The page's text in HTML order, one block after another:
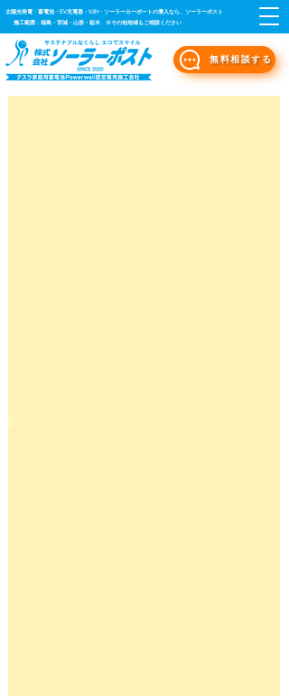
無料相談する
太陽光発電・蓄電池・EV充電器・V2H・ソーラーカーポートの導入なら、ソーラーポスト
施工範囲：福島・宮城・山形・栃木 ※その他地域もご相談ください